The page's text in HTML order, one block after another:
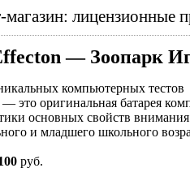
магазин:
— Зоопарк
компьютерных тестов
это оригинальная батарея
основных свойств
и младшего школьного
руб.